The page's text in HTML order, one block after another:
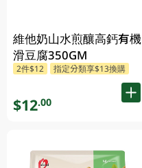
維他奶山水煎釀高鈣有機
滑豆腐350GM
2件$12 指定分類享$13換購
$12.00